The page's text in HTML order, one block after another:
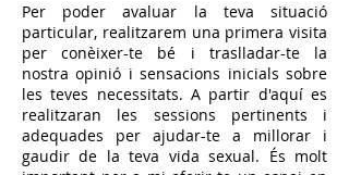
Per poder avaluar la teva situació
particular, realitzarem una primera visita
per conèixer-te bé i traslladar-te la
nostra opinió i sensacions inicials sobre
les teves necessitats. A partir d'aquí es
realitzaran les sessions pertinents i
adequades per ajudar-te a millorar i
gaudir de la teva vida sexual. És molt